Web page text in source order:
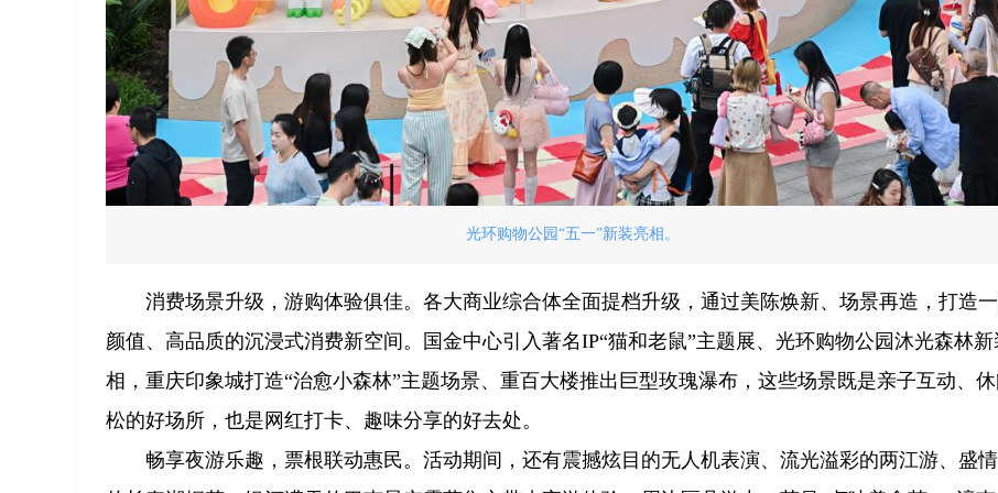
光环购物公园“五一”新装亮相。
消费场景升级，游购体验俱佳。各大商业综合体全面提档升级，通过美陈焕新、场景再造，打造
颜值、高品质的沉浸式消费新空间。国金中心引入著名IP“猫和老鼠”主题展、光环购物公园沐光森林新
相，重庆印象城打造“治愈小森林”主题场景、重百大楼推出巨型玫瑰瀑布，这些场景既是亲子互动、
松的好场所，也是网红打卡、趣味分享的好去处。
畅享夜游乐趣，票根联动惠民。活动期间，还有震撼炫目的无人机表演、流光溢彩的两江游、盛